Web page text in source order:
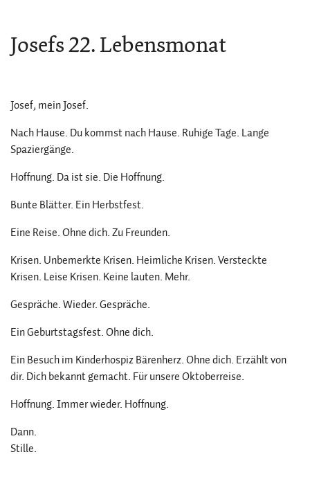
Josefs 22. Lebensmonat
Josef, mein Josef.
Nach Hause. Du kommst nach Hause. Ruhige Tage. Lange
Spaziergänge.
Hoffnung. Da ist sie. Die Hoffnung.
Bunte Blätter. Ein Herbstfest.
Eine Reise. Ohne dich. Zu Freunden.
Krisen. Unbemerkte Krisen. Heimliche Krisen. Versteckte
Krisen. Leise Krisen. Keine lauten. Mehr.
Gespräche. Wieder. Gespräche.
Ein Geburtstagsfest. Ohne dich.
Ein Besuch im Kinderhospiz Bärenherz. Ohne dich. Erzählt von
dir. Dich bekannt gemacht. Für unsere Oktoberreise.
Hoffnung. Immer wieder. Hoffnung.
Dann.
Stille.